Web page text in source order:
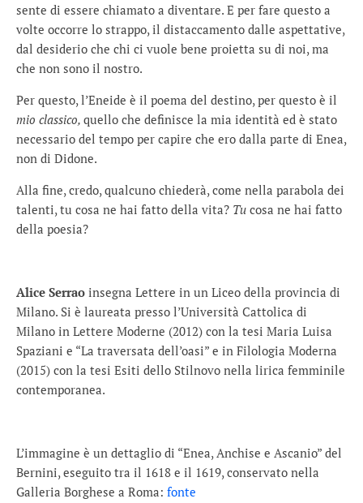
sente di essere chiamato a diventare. E per fare questo a
volte occorre lo strappo, il distaccamento dalle aspettative,
dal desiderio che chi ci vuole bene proietta su di noi, ma
che non sono il nostro.
Per questo, l’Eneide è il poema del destino, per questo è il
mio classico, quello che definisce la mia identità ed è stato
necessario del tempo per capire che ero dalla parte di Enea,
non di Didone.
Alla fine, credo, qualcuno chiederà, come nella parabola dei
talenti, tu cosa ne hai fatto della vita? Tu cosa ne hai fatto
della poesia?
Alice Serrao insegna Lettere in un Liceo della provincia di
Milano. Si è laureata presso l’Università Cattolica di
Milano in Lettere Moderne (2012) con la tesi Maria Luisa
Spaziani e “La traversata dell’oasi” e in Filologia Moderna
(2015) con la tesi Esiti dello Stilnovo nella lirica femminile
contemporanea.
L’immagine è un dettaglio di “Enea, Anchise e Ascanio” del
Bernini, eseguito tra il 1618 e il 1619, conservato nella
Galleria Borghese a Roma: fonte